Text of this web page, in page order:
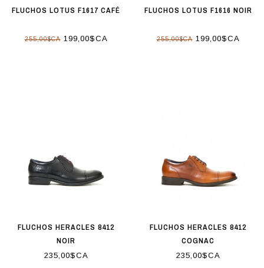
FLUCHOS LOTUS F1617 CAFÉ
255,00$CA199,00$CA
FLUCHOS LOTUS F1616 NOIR
255,00$CA199,00$CA
FLUCHOS HERACLES 8412
NOIR
235,00$CA
FLUCHOS HERACLES 8412
COGNAC
235,00$CA